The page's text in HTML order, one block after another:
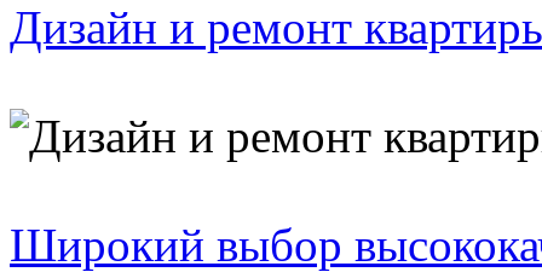
Дизайн и ремонт
Широкий выбор